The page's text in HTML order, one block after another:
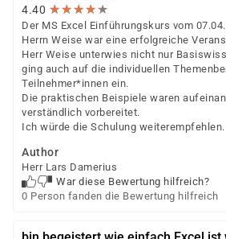
4.40 ★★★★★
★★★★★
Der MS Excel Einführungskurs vom
Herrn Weise war eine erfolgreiche
Herr Weise unterwies nicht nur
ging auch auf die individuellen
Teilnehmer*innen ein.
Die praktischen Beispiele waren
verständlich vorbereitet.
Ich würde die Schulung weiterempfehlen.
Author
Herr Lars Damerius
War diese Bewertung hilfreich?
0 Person fanden die Bewertung hilfreich